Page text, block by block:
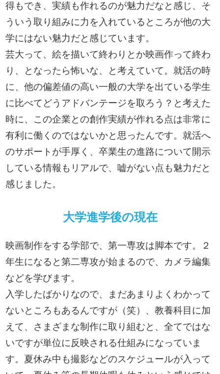
得もでき、実績も作れるのが魅力だなと感じ、そ
ういう取り組みに力を入れているところが他の大
学にはない魅力だと感じています。
芸大って、絵を描いて終わりとか映画作って終わ
り、となったら怖いな、と考えていて。就活の時
に、他の偏差値の高い一般の大学を出ている学生
に比べてどうアドバンテージを取ろう？と考えた
時に、この企業との創作実績が作れる点は非常に
有利に働くのではないかと思ったんです。就活へ
のサポートが手厚く、卒業生の進路について開示
している情報もリアルで、嘘がない点も魅力だと
感じました。
大学進学後の現在
映画制作をする学部で、第一専攻は脚本です。２
年生になると第二専攻が始まるので、カメラ編集
などを学びます。
入学したばかりなので、まだあまりよくわかって
ないところもあるんですが（笑）、教養科目に加
えて、さまざまな制作に取り組むと、全てではな
いですが単位に反映される仕組みになっていま
す。夏休み中も撮影などのスケジュールが入って